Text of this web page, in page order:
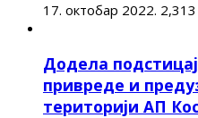
17. октобар 2022. 2,313
Додела
привреде и
територији АП